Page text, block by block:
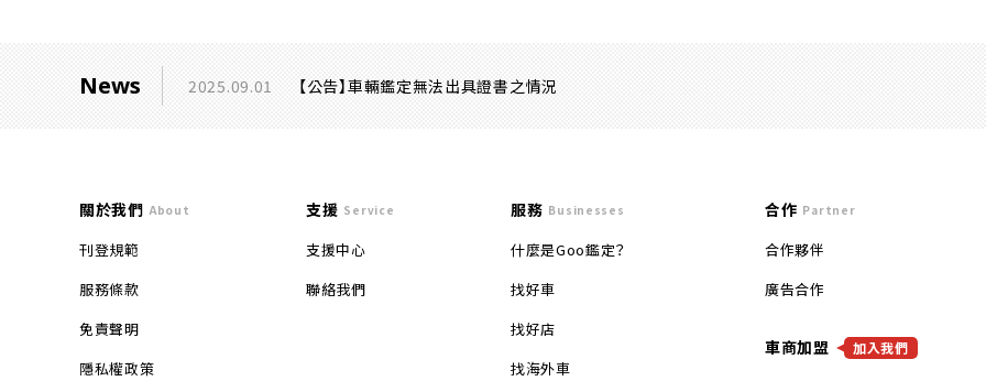
News 2025.09.01 【公告】車輛鑑定無法出具證書之情況
關於我們 About
刊登規範
服務條款
免責聲明
隱私權政策
支援 Service
支援中心
聯絡我們
服務 Businesses
什麼是Goo鑑定？
找好車
找好店
找海外車
合作 Partner
合作夥伴
廣告合作
車商加盟 加入我們